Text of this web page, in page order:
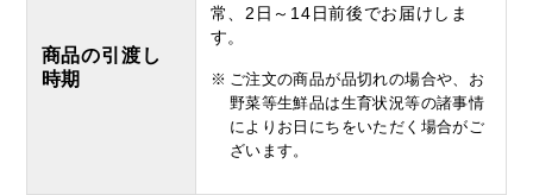
商品の引渡し
時期
常、2日～14日前後でお届けしま
す。
※ ご注文の商品が品切れの場合や、お
野菜等生鮮品は生育状況等の諸事情
によりお日にちをいただく場合がご
ざいます。